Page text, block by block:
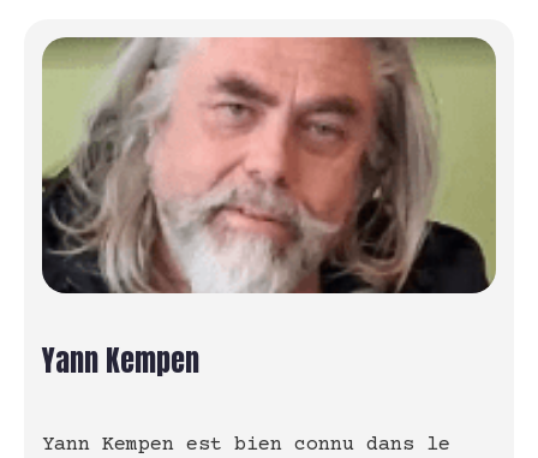
Yann Kempen
Yann Kempen est bien connu dans le